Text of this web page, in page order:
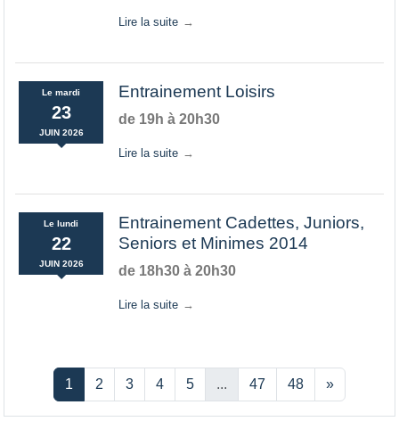
Lire la suite
Lemardi
23
JUIN 2026
Entrainement Loisirs
de 19h à 20h30
Lire la suite
Lelundi
22
JUIN 2026
Entrainement Cadettes, Juniors,
Seniors et Minimes 2014
de 18h30 à 20h30
Lire la suite
1 2 3 4 5 ... 47 48 »